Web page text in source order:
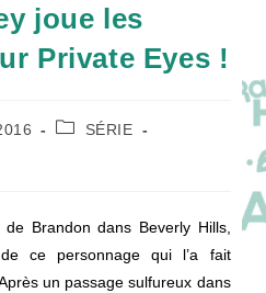
joue les
Private Eyes !
PostSÉRIE
Brandon dans Beverly Hills,
ce personnage qui l’a fait
un passage sulfureux dans